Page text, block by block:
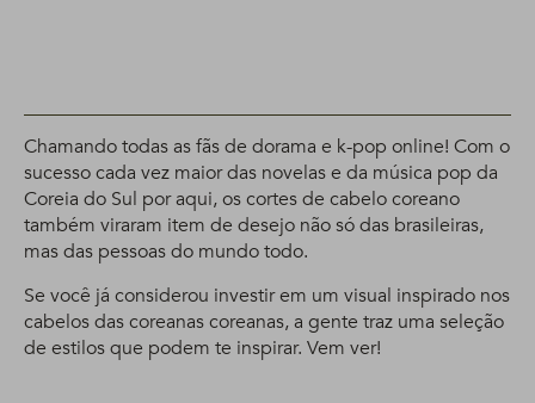
Chamando todas as fãs de dorama e k-pop online! Com o
sucesso cada vez maior das novelas e da música pop da
Coreia do Sul por aqui, os cortes de cabelo coreano
também viraram item de desejo não só das brasileiras,
mas das pessoas do mundo todo.
Se você já considerou investir em um visual inspirado nos
cabelos das coreanas coreanas, a gente traz uma seleção
de estilos que podem te inspirar. Vem ver!